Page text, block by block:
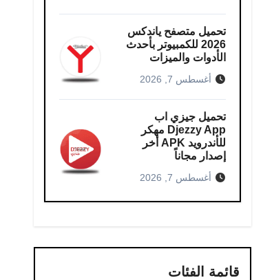
تحميل متصفح ياندكس
2026 للكمبيوتر بأحدث
الأدوات والميزات
أغسطس 7, 2026
تحميل جيزي اب
Djezzy App مهكر
للأندرويد APK أخر
إصدار مجاناً
أغسطس 7, 2026
قائمة الفئات